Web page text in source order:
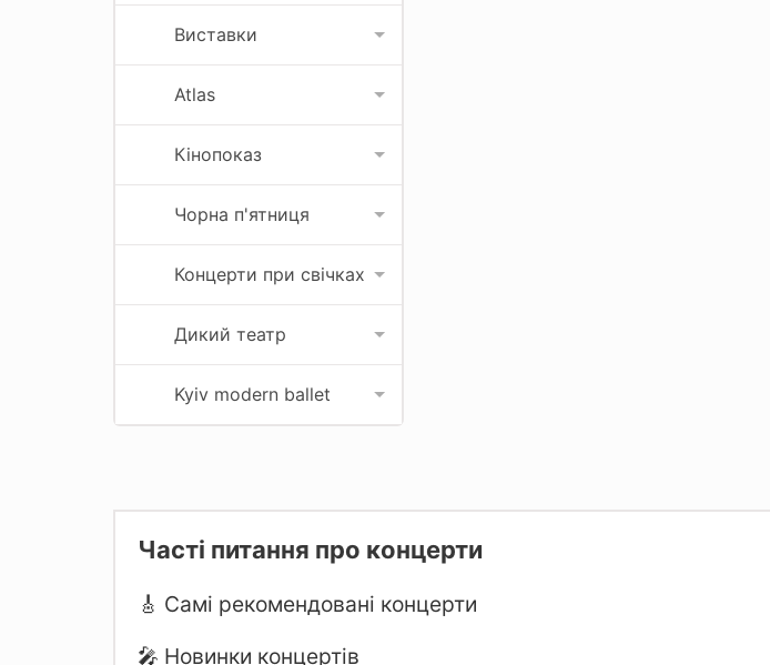
Виставки
Atlas
Кінопоказ
Чорна п'ятниця
Концерти при свічках
Дикий театр
Kyiv modern ballet
Часті питання про концерти
🎸 Самі рекомендовані концерти
🎤 Новинки концертів